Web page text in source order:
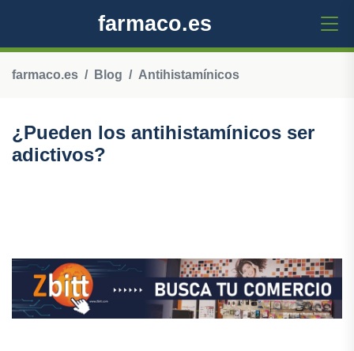
farmaco.es
farmaco.es Blog Antihistamínicos
¿Pueden los antihistamínicos ser
adictivos?